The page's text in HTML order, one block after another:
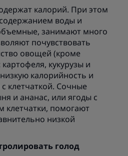
калорий. При этом
воды и
занимают много
почувствовать
овощей (кроме
кукурузы и
калорийность и
клетчаткой. Сочные
и ананас, или ягоды с
клетчатки, помогают
низкой
голод